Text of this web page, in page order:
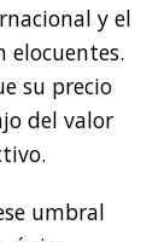
y el
elocuentes.
su precio
del valor
umbral